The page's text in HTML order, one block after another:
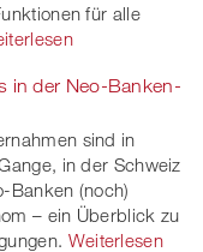
für alle
in der Neo-Banken-
sind in
in der Schweiz
Banken (noch)
– ein Überblick zu
Weiterlesen